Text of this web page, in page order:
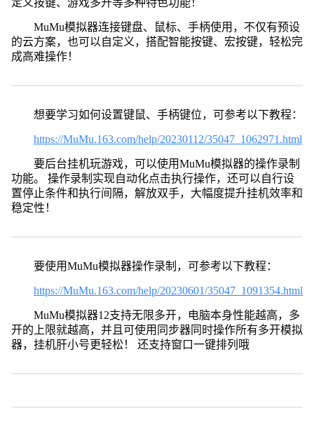
定义按键、游戏多开等多种特色功能！
MuMu模拟器连接键盘、鼠标、手柄使用，不仅有预设
的云方案，也可以自定义，搭配智能按键、宏按键，轻松完
成高难操作！
想要学习如何设置键鼠、手柄键位，可参考以下教程：
https://MuMu.163.com/help/20230112/35047_1062971.html
要后台挂机玩游戏，可以使用MuMu模拟器的操作录制
功能。 操作录制实现自动化点击执行操作，还可以自行设
置停止条件和执行间隔，解放双手，大幅度提升挂机效率和
稳定性！
要使用MuMu模拟器操作录制，可参考以下教程：
https://MuMu.163.com/help/20230601/35047_1091354.html
MuMu模拟器12支持无限多开，电脑本身性能越高，多
开的上限就越高，并且可使用同步器同时操作所有多开模拟
器，挂机肝小号更轻松！ 还支持窗口一键排列哦